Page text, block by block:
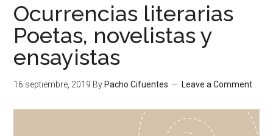
Ocurrencias literarias
Poetas, novelistas y
ensayistas
16 septiembre, 2019 By Pacho Cifuentes Leave a Comment